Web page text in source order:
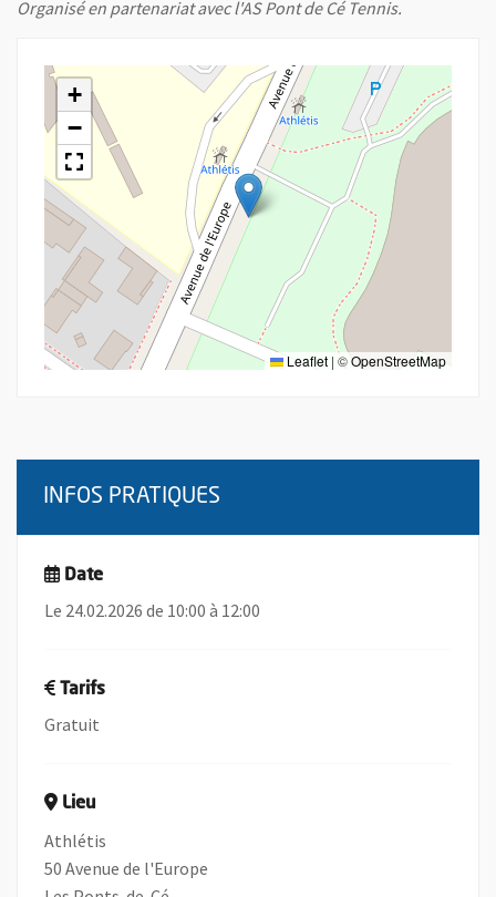
Organisé en partenariat avec l'AS Pont de Cé Tennis.
+
−
Leaflet | ©OpenStreetMap
INFOS PRATIQUES
Date
Le 24.02.2026 de 10:00 à 12:00
Tarifs
Gratuit
Lieu
Athlétis
50 Avenue de l'Europe